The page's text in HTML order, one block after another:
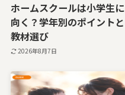
ホームスクールは小学生に
向く？学年別のポイントと
教材選び
2026年8月7日